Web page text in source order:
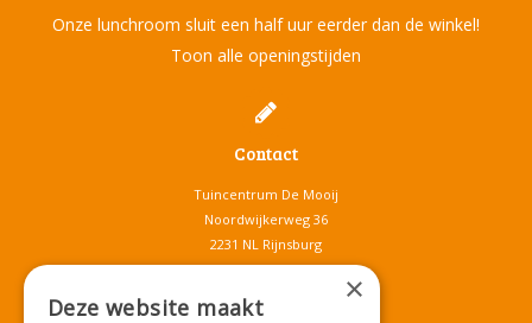
Onze lunchroom sluit een half uur eerder dan de winkel!
Toon alle openingstijden
Contact
Tuincentrum De Mooij
Noordwijkerweg 36
2231 NL Rijnsburg
T.071-4080959
info@tuincentrumdemooij.nl
×
Deze website maakt